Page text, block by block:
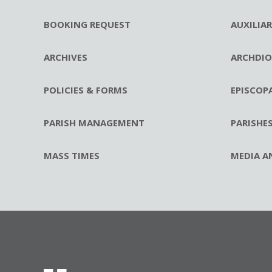
BOOKING REQUEST
ARCHIVES
POLICIES & FORMS
PARISH MANAGEMENT
MASS TIMES
PARISHES
MEDIA